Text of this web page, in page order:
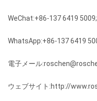
WeChat:+86-137 6419
WhatsApp:+86-137 6419
電子メール
ウェブサイト:http://